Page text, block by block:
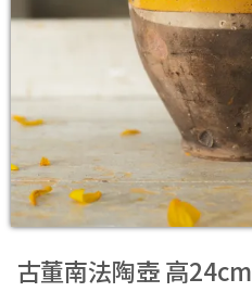
古董南法陶壺 高24cm